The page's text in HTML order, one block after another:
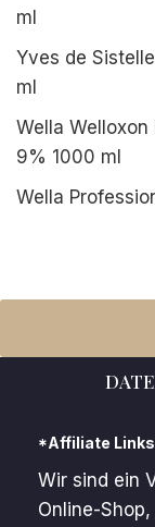
ml
Yves de
ml
Wella
9% 1000 ml
Wella
*Affiliate Links
Wir sind ein
Online-